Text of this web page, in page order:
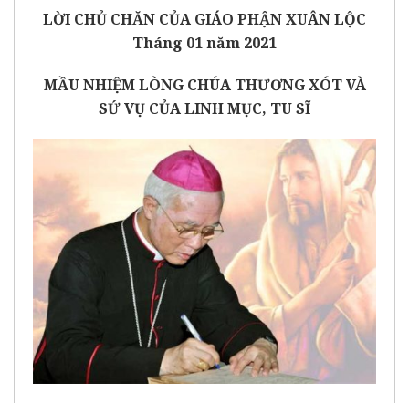
LỜI CHỦ CHĂN CỦA GIÁO PHẬN XUÂN LỘC
Tháng 01 năm 2021
MẦU NHIỆM LÒNG CHÚA THƯƠNG XÓT VÀ
SỨ VỤ CỦA LINH MỤC, TU SĨ